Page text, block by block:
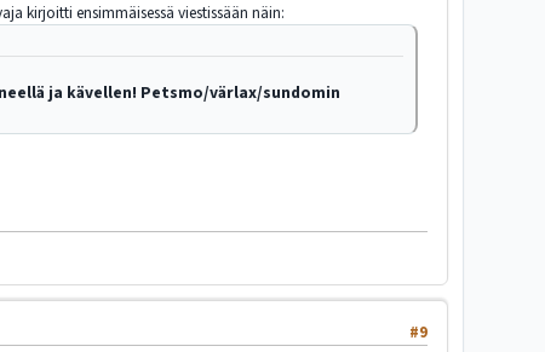
kirjoitti ensimmäisessä viestissään näin:
ja kävellen! Petsmo/värlax/sundomin
#9